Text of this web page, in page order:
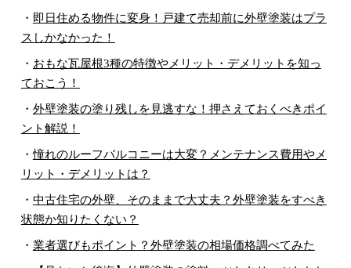
・ 即日住める物件に変身！戸建て売却前に外壁塗装はプラ
スしかなかった！
・ おもな瓦屋根3種の特徴やメリット・デメリットを知っ
ておこう！
・ 外壁塗装の塗り残しを見逃すな！押さえておくべきポイ
ント解説！
・憧れのルーフバルコニーは大変？メンテナンス費用やメ
リット・デメリットは？
・ 中古住宅の外壁、そのままで大丈夫？外壁塗装をすべき
状態か知りたくない？
・ 業者選びもポイント？外壁塗装の相場価格調べてみた